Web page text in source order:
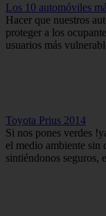
Los 10 automóviles
Hacer que nuestros
proteger a los
usuarios más
Toyota Prius 2014
Si nos pones verdes
el medio ambiente sin
sintiéndonos seguros,